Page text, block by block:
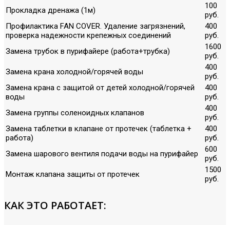
Прокладка дренажа (1м)
100
руб.
Профилактика FAN COVER. Удаление загрязнений,
проверка надежности крепежных соединений
400
руб.
Замена трубок в пурифайере (работа+трубка)
1600
руб.
Замена крана холодной/горячей воды
400
руб.
Замена крана с защитой от детей холодной/горячей
воды
400
руб.
Замена группы соленоидных клапанов
400
руб.
Замена таблетки в клапане от протечек (таблетка +
работа)
400
руб.
Замена шарового вентиля подачи воды на пурифайер
600
руб.
Монтаж клапана защиты от протечек
1500
руб.
КАК ЭТО РАБОТАЕТ: